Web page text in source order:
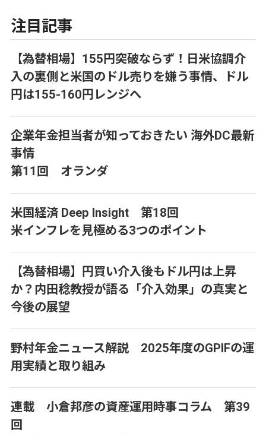
注目記事
【為替相場】155円突破ならず！日米協調介
入の裏側と米国のドル売りを嫌う事情、ドル
円は155-160円レンジへ
企業年金担当者が知っておきたい 海外DC最新
事情
第11回 オランダ
米国経済 Deep Insight 第18回
米インフレを見極める3つのポイント
【為替相場】円買い介入後もドル円は上昇
か？内田稔教授が語る「介入効果」の真実と
今後の展望
野村年金ニュース解説 2025年度のGPIFの運
用実績と取り組み
連載 小倉邦彦の資産運用時事コラム 第39
回